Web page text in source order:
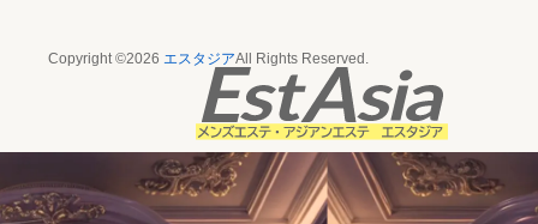
Copyright ©2026 エスタジアAll Rights Reserved.